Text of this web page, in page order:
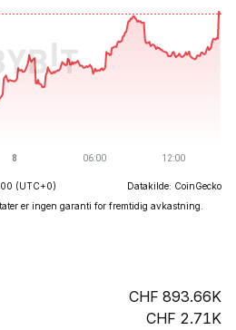
(UTC+0)
Datakilde: CoinGecko
er ingen garanti for fremtidig avkastning.
893.66K
2.71K